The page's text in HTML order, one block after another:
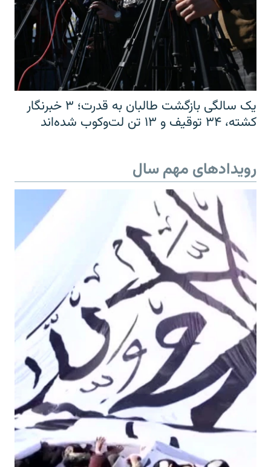
یک سالگی بازگشت طالبان به قدرت؛ ۳ خبرنگار
کشته، ۳۴ توقیف و ۱۳ تن لت‌وکوب شده‌اند
رویدادهای مهم سال